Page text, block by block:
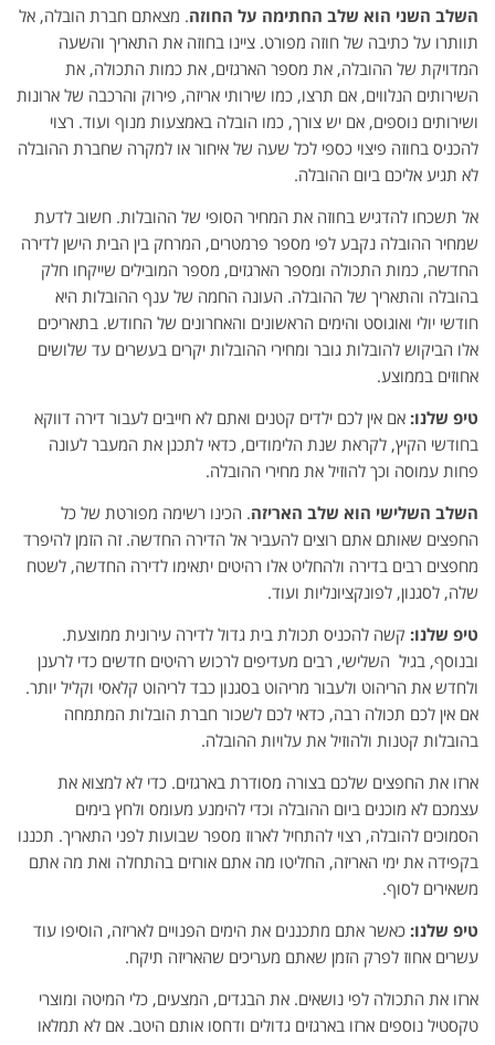
השלב השני הוא שלב החתימה על החוזה. מצאתם חברת הובלה, אל
תוותרו על כתיבה של חוזה מפורט. ציינו בחוזה את התאריך והשעה
המדויקת של ההובלה, את מספר הארגזים, את כמות התכולה, את
השירותים הנלווים, אם תרצו, כמו שירותי אריזה, פירוק והרכבה של ארונות
ושירותים נוספים, אם יש צורך, כמו הובלה באמצעות מנוף ועוד. רצוי
להכניס בחוזה פיצוי כספי לכל שעה של איחור או למקרה שחברת ההובלה
לא תגיע אליכם ביום ההובלה.
אל תשכחו להדגיש בחוזה את המחיר הסופי של ההובלות. חשוב לדעת
שמחיר ההובלה נקבע לפי מספר פרמטרים, המרחק בין הבית הישן לדירה
החדשה, כמות התכולה ומספר הארגזים, מספר המובילים שייקחו חלק
בהובלה והתאריך של ההובלה. העונה החמה של ענף ההובלות היא
חודשי יולי ואוגוסט והימים הראשונים והאחרונים של החודש. בתאריכים
אלו הביקוש להובלות גובר ומחירי ההובלות יקרים בעשרים עד שלושים
אחוזים בממוצע.
טיפ שלנו: אם אין לכם ילדים קטנים ואתם לא חייבים לעבור דירה דווקא
בחודשי הקיץ, לקראת שנת הלימודים, כדאי לתכנן את המעבר לעונה
פחות עמוסה וכך להוזיל את מחירי ההובלה.
השלב השלישי הוא שלב האריזה. הכינו רשימה מפורטת של כל
החפצים שאותם אתם רוצים להעביר אל הדירה החדשה. זה הזמן להיפרד
מחפצים רבים בדירה ולהחליט אלו רהיטים יתאימו לדירה החדשה, לשטח
שלה, לסגנון, לפונקציונליות ועוד.
טיפ שלנו: קשה להכניס תכולת בית גדול לדירה עירונית ממוצעת.
ובנוסף, בגיל השלישי, רבים מעדיפים לרכוש רהיטים חדשים כדי לרענן
ולחדש את הריהוט ולעבור מריהוט בסגנון כבד לריהוט קלאסי וקליל יותר.
אם אין לכם תכולה רבה, כדאי לכם לשכור חברת הובלות המתמחה
בהובלות קטנות ולהוזיל את עלויות ההובלה.
ארזו את החפצים שלכם בצורה מסודרת בארגזים. כדי לא למצוא את
עצמכם לא מוכנים ביום ההובלה וכדי להימנע מעומס ולחץ בימים
הסמוכים להובלה, רצוי להתחיל לארוז מספר שבועות לפני התאריך. תכננו
בקפידה את ימי האריזה, החליטו מה אתם אורזים בהתחלה ואת מה אתם
משאירים לסוף.
טיפ שלנו: כאשר אתם מתכננים את הימים הפנויים לאריזה, הוסיפו עוד
עשרים אחוז לפרק הזמן שאתם מעריכים שהאריזה תיקח.
ארזו את התכולה לפי נושאים. את הבגדים, המצעים, כלי המיטה ומוצרי
טקסטיל נוספים ארזו בארגזים גדולים ודחסו אותם היטב. אם לא תמלאו